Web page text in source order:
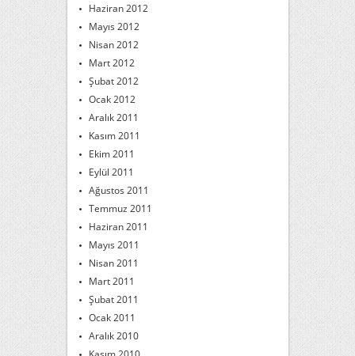
Haziran 2012
Mayıs 2012
Nisan 2012
Mart 2012
Şubat 2012
Ocak 2012
Aralık 2011
Kasım 2011
Ekim 2011
Eylül 2011
Ağustos 2011
Temmuz 2011
Haziran 2011
Mayıs 2011
Nisan 2011
Mart 2011
Şubat 2011
Ocak 2011
Aralık 2010